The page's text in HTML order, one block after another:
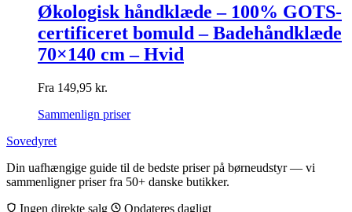
Økologisk håndklæde – 100% GOTS-
certificeret bomuld – Badehåndklæde
70×140 cm – Hvid
Fra 149,95 kr.
Sammenlign priser
Sovedyret
Din uafhængige guide til de bedste priser på børneudstyr — vi
sammenligner priser fra 50+ danske butikker.
Ingen direkte salg
Opdateres dagligt